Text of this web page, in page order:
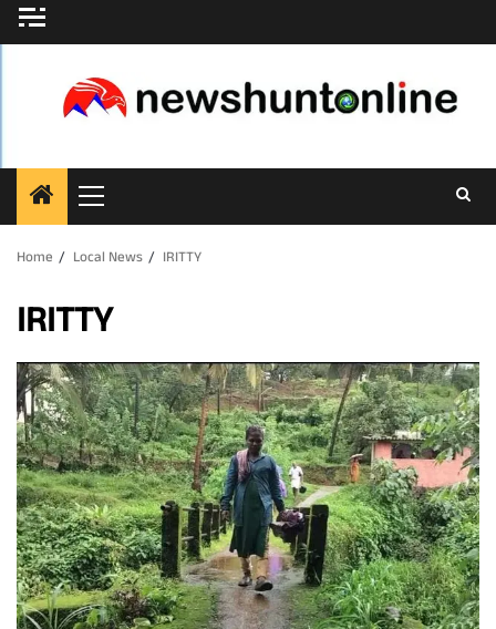
Skip
to
Primary
Menu
Home
Local News IRITTY
IRITTY